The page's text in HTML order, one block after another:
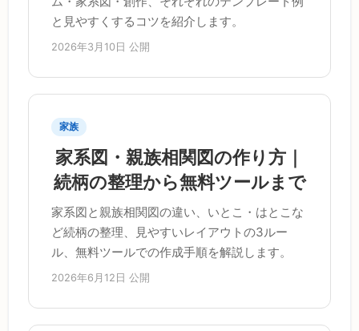
と見やすくするコツを紹介します。
2026年3月10日 公開
家族
家系図・親族相関図の作り方｜
続柄の整理から無料ツールまで
家系図と親族相関図の違い、いとこ・はとこな
ど続柄の整理、見やすいレイアウトの3ルー
ル、無料ツールでの作成手順を解説します。
2026年6月12日 公開